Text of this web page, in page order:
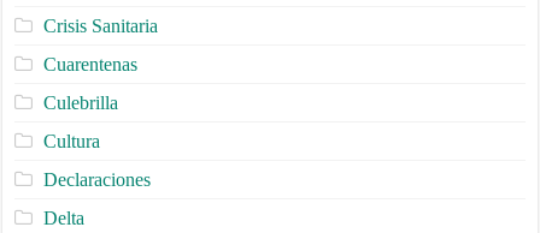
Crisis Sanitaria
Cuarentenas
Culebrilla
Cultura
Declaraciones
Delta